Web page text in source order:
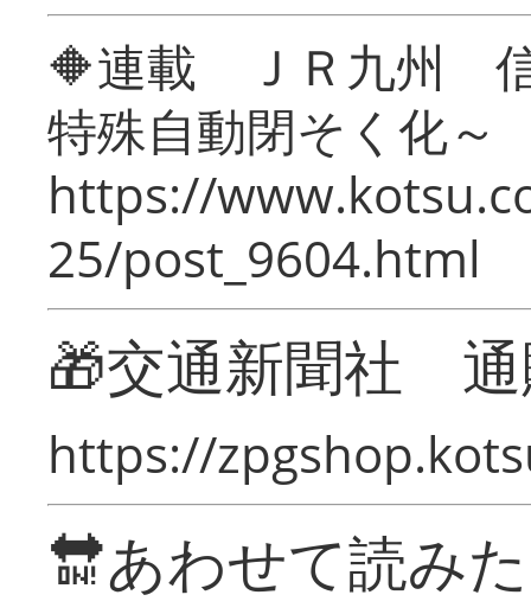
🔶連載 ＪＲ九州 信
特殊自動閉そく化～
https://
25/post_9604.html
🎁交通新聞社
https://
🔛あわせて読み